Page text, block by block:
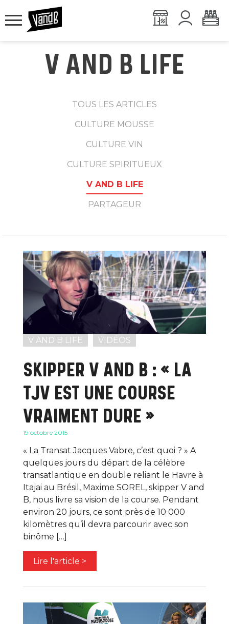
V AND B LIFE
TOUS LES ARTICLES
CULTURE MOUSSE
CULTURE VIN
CULTURE SPIRITUEUX
V AND B LIFE
PARTAGEUR
V AND B LIFE VIDÉOS
SKIPPER V AND B : « LA
TJV EST UNE COURSE
VRAIMENT DURE »
19 octobre 2015
« La Transat Jacques Vabre, c’est quoi ? » A
quelques jours du départ de la célèbre
transatlantique en double reliant le Havre à
Itajai au Brésil, Maxime SOREL, skipper V and
B, nous livre sa vision de la course. Pendant
environ 20 jours, ce sont près de 10 000
kilomètres qu’il devra parcourir avec son
binôme […]
Lire l'article >